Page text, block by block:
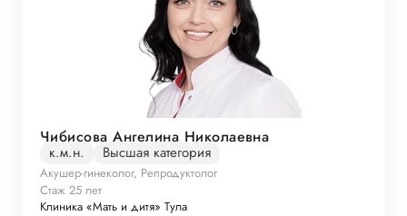
Чибисова Ангелина Николаевна
к.м.н. Высшая категория
Акушер-гинеколог, Репродуктолог
Стаж 25 лет
Клиника «Мать и дитя» Тула